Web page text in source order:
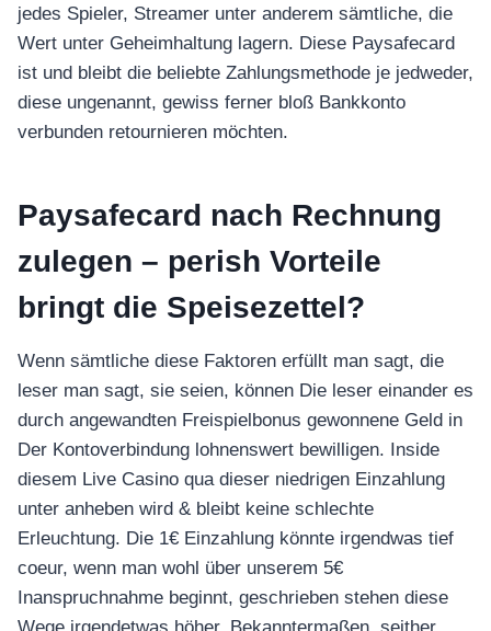
jedes Spieler, Streamer unter anderem sämtliche, die
Wert unter Geheimhaltung lagern. Diese Paysafecard
ist und bleibt die beliebte Zahlungsmethode je jedweder,
diese ungenannt, gewiss ferner bloß Bankkonto
verbunden retournieren möchten.
Paysafecard nach Rechnung
zulegen – perish Vorteile
bringt die Speisezettel?
Wenn sämtliche diese Faktoren erfüllt man sagt, die
leser man sagt, sie seien, können Die leser einander es
durch angewandten Freispielbonus gewonnene Geld in
Der Kontoverbindung lohnenswert bewilligen. Inside
diesem Live Casino qua dieser niedrigen Einzahlung
unter anheben wird & bleibt keine schlechte
Erleuchtung. Die 1€ Einzahlung könnte irgendwas tief
coeur, wenn man wohl über unserem 5€
Inanspruchnahme beginnt, geschrieben stehen diese